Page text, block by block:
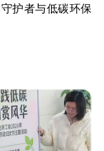
护者与低碳环保